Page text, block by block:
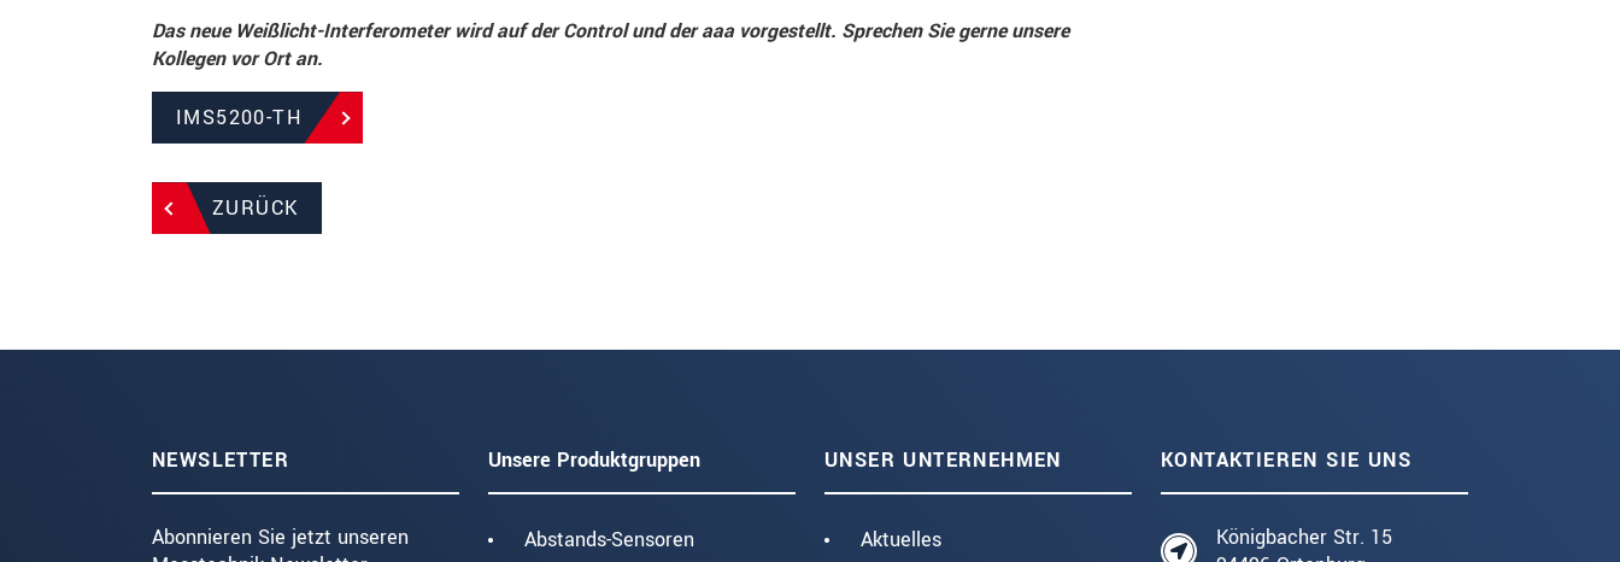
Das neue Weißlicht-Interferometer wird auf der Control und der aaa vorgestellt. Sprechen Sie gerne unsere
Kollegen vor Ort an.
IMS5200-TH
ZURÜCK
NEWSLETTER
Abonnieren Sie jetzt unseren
Unsere Produktgruppen
Abstands-Sensoren
UNSER UNTERNEHMEN
Aktuelles
KONTAKTIEREN SIE UNS
Königbacher Str. 15